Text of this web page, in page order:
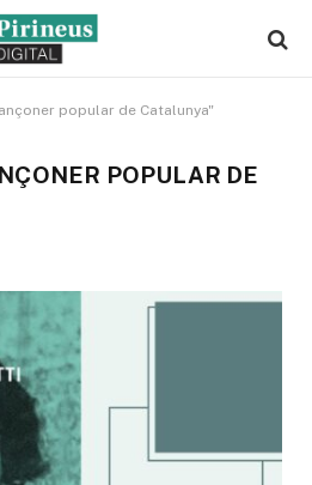
popular de Catalunya"
POPULAR DE